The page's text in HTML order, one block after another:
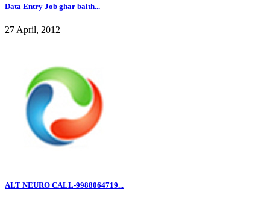
Data Entry Job ghar baith...
27 April, 2012
ALT NEURO CALL-9988064719...